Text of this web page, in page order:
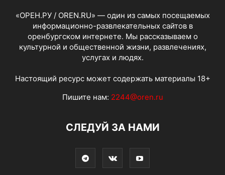
«ОРЕН.РУ / OREN.RU» — один из самых посещаемых
информационно-развлекательных сайтов в
оренбургском интернете. Мы рассказываем о
культурной и общественной жизни, развлечениях,
услугах и людях.
Настоящий ресурс может содержать материалы 18+
Пишите нам: 2244@oren.ru
СЛЕДУЙ ЗА НАМИ